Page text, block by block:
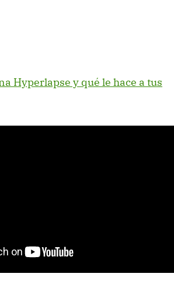
Hyperlapse y qué le hace a tus